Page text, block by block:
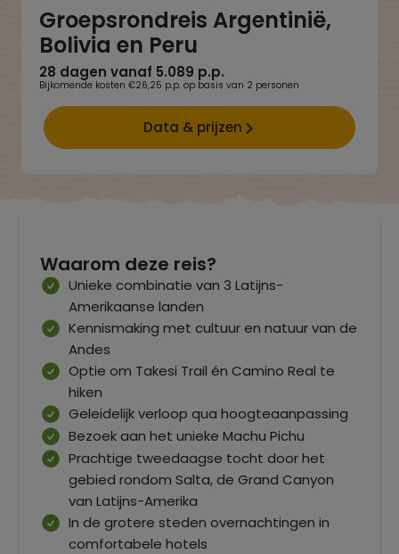
Groepsrondreis Argentinië,
Bolivia en Peru
28 dagen vanaf 5.089 p.p.
Bijkomende kosten €26,25 p.p. op basis van 2 personen
Data & prijzen
Waarom deze reis?
Unieke combinatie van 3 Latijns-
Amerikaanse landen
Kennismaking met cultuur en natuur van de
Andes
Optie om Takesi Trail én Camino Real te
hiken
Geleidelijk verloop qua hoogteaanpassing
Bezoek aan het unieke Machu Pichu
Prachtige tweedaagse tocht door het
gebied rondom Salta, de Grand Canyon
van Latijns-Amerika
In de grotere steden overnachtingen in
comfortabele hotels